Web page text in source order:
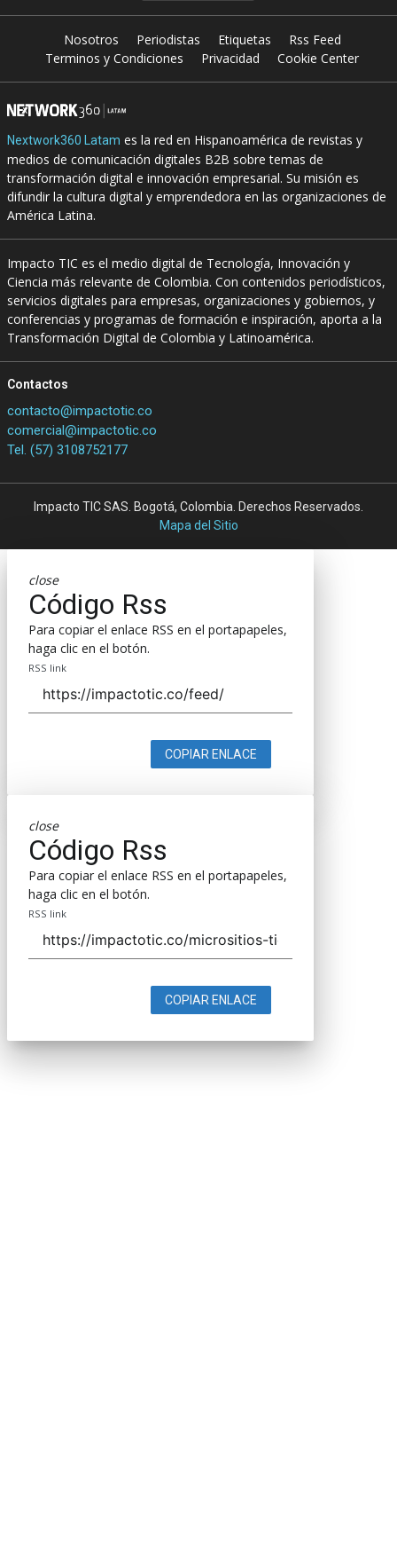
Nosotros Periodistas Etiquetas
Rss Feed
Terminos y Condiciones
Privacidad Cookie Center
Nextwork360 Latam es la red en Hispanoamérica de revistas y
medios de comunicación digitales B2B sobre temas de
transformación digital e innovación empresarial. Su misión es
difundir la cultura digital y emprendedora en las organizaciones de
América Latina.
Impacto TIC es el medio digital de Tecnología, Innovación y
Ciencia más relevante de Colombia. Con contenidos periodísticos,
servicios digitales para empresas, organizaciones y gobiernos, y
conferencias y programas de formación e inspiración, aporta a la
Transformación Digital de Colombia y Latinoamérica.
Contactos
contacto@impactotic.co
comercial@impactotic.co
Tel. (57) 3108752177
Impacto TIC SAS. Bogotá, Colombia. Derechos Reservados.
Mapa del Sitio
close
Código Rss
Para copiar el enlace RSS en el portapapeles,
haga clic en el botón.
RSS link
COPIAR ENLACE
close
Código Rss
Para copiar el enlace RSS en el portapapeles,
haga clic en el botón.
RSS link
COPIAR ENLACE